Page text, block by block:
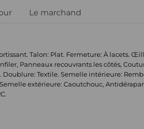
Le marchand
Talon: Plat. Fermeture: À lacets.
Panneaux recouvrants les côtés,
Doublure: Textile. Semelle intérieure:
extérieure: Caoutchouc,